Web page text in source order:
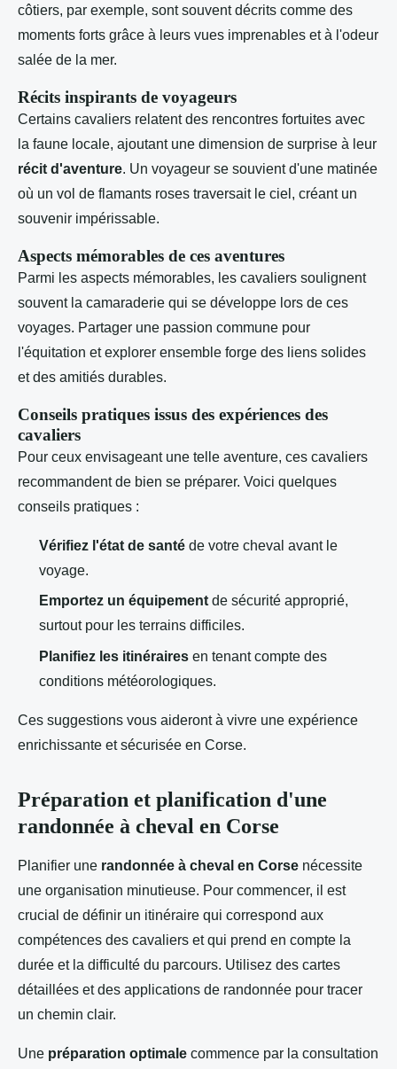
côtiers, par exemple, sont souvent décrits comme des
moments forts grâce à leurs vues imprenables et à l'odeur
salée de la mer.
Récits inspirants de voyageurs
Certains cavaliers relatent des rencontres fortuites avec
la faune locale, ajoutant une dimension de surprise à leur
récit d'aventure. Un voyageur se souvient d'une matinée
où un vol de flamants roses traversait le ciel, créant un
souvenir impérissable.
Aspects mémorables de ces aventures
Parmi les aspects mémorables, les cavaliers soulignent
souvent la camaraderie qui se développe lors de ces
voyages. Partager une passion commune pour
l'équitation et explorer ensemble forge des liens solides
et des amitiés durables.
Conseils pratiques issus des expériences des
cavaliers
Pour ceux envisageant une telle aventure, ces cavaliers
recommandent de bien se préparer. Voici quelques
conseils pratiques :
Vérifiez l'état de santé de votre cheval avant le
voyage.
Emportez un équipement de sécurité approprié,
surtout pour les terrains difficiles.
Planifiez les itinéraires en tenant compte des
conditions météorologiques.
Ces suggestions vous aideront à vivre une expérience
enrichissante et sécurisée en Corse.
Préparation et planification d'une
randonnée à cheval en Corse
Planifier une randonnée à cheval en Corse nécessite
une organisation minutieuse. Pour commencer, il est
crucial de définir un itinéraire qui correspond aux
compétences des cavaliers et qui prend en compte la
durée et la difficulté du parcours. Utilisez des cartes
détaillées et des applications de randonnée pour tracer
un chemin clair.
Une préparation optimale commence par la consultation